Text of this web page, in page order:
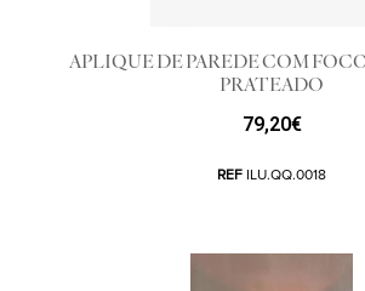
APLIQUE DE PAREDE COM
PRATEADO
79,20€
REF ILU.QQ.0018